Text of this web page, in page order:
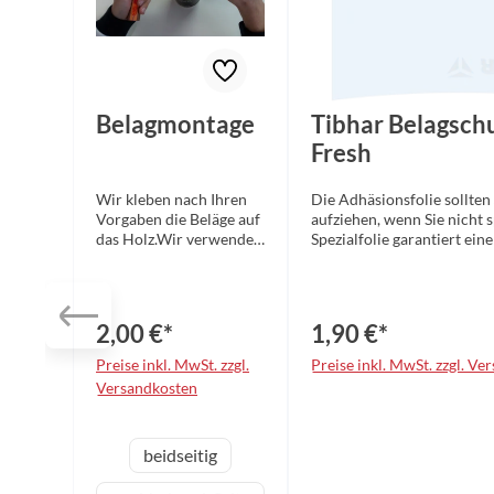
Belagmontage
Wir kleben nach Ihren
Vorgaben die Beläge auf
das Holz.Wir verwenden
2,00 €*
Preise inkl. MwSt. zzgl.
Versandkosten
Varianteauswählen
beidseitig
Tibhar
Fresh
Die Adhäsionsfolie sollten
aufziehen, wenn Sie nicht
Spezialfolie garantiert
anderen äußeren Einflüssen.
Nutzungshinweise: Belagoberfläche mit
Belagreiniger säubern und
1,90 €*
Preise inkl. MwSt. zzgl.